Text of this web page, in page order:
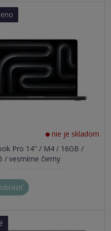
nie je skladom
Pro 14" / M4 / 16GB /
/ vesmírne čierny